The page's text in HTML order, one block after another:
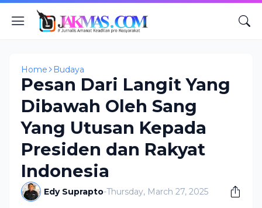
Home Budaya
Pesan Dari Langit Yang
Dibawah Oleh Sang
Yang Utusan Kepada
Presiden dan Rakyat
Indonesia
Edy Suprapto-Thursday, March 27, 2025